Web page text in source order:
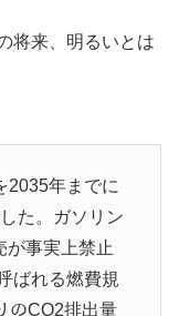
将来、明るいとは
2035年までに
た。ガソリン
が事実上禁止
ばれる燃費規
のCO2排出量